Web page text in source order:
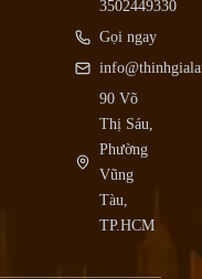
3502449330
Gọi ngay
90 Võ
Thị Sáu,
Phường
Vũng
Tàu,
TP.HCM